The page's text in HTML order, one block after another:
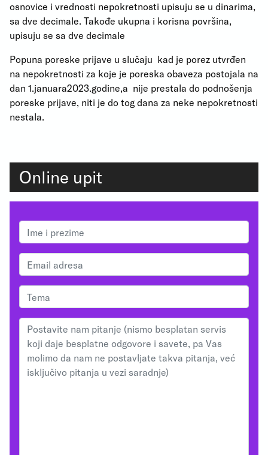
osnovice i vrednosti nepokretnosti upisuju se u dinarima,
sa dve decimale. Takođe ukupna i korisna površina,
upisuju se sa dve decimale
Popuna poreske prijave u slučaju kad je porez utvrđen
na nepokretnosti za koje je poreska obaveza postojala na
dan 1.januara2023.godine,a nije prestala do podnošenja
poreske prijave, niti je do tog dana za neke nepokretnosti
nestala.
Online upit